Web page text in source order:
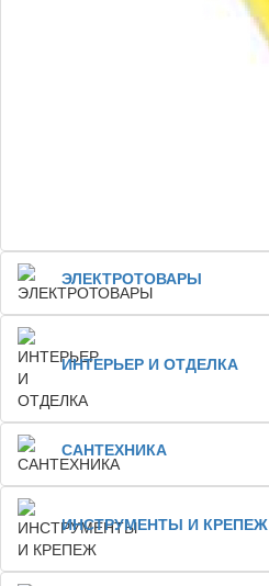
ЭЛЕКТРОТОВАРЫ
ИНТЕРЬЕР И ОТДЕЛКА
САНТЕХНИКА
ИНСТРУМЕНТЫ И КРЕПЕЖ